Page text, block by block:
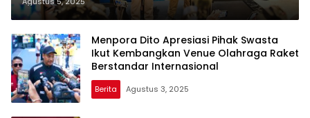
(JIYP) 2025
Menpora Dito Apresiasi Pihak Swasta
Ikut Kembangkan Venue Olahraga Raket
Berstandar Internasional
Berita Agustus 3, 2025